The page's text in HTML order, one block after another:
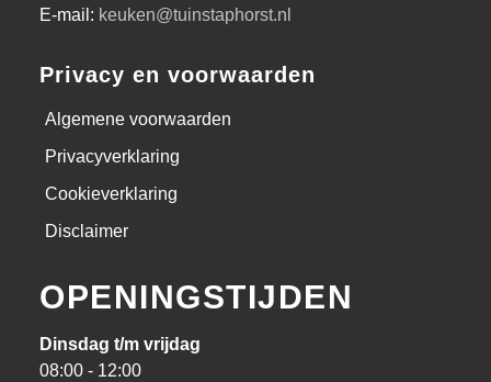
E-mail: keuken@tuinstaphorst.nl
Privacy en voorwaarden
Algemene voorwaarden
Privacyverklaring
Cookieverklaring
Disclaimer
OPENINGSTIJDEN
Dinsdag t/m vrijdag
08:00 - 12:00